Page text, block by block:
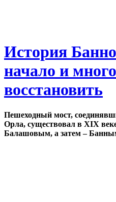
История
начало и
восстановить
Пешеходный мост,
Орла, существовал в XIX
Балашовым, а затем –